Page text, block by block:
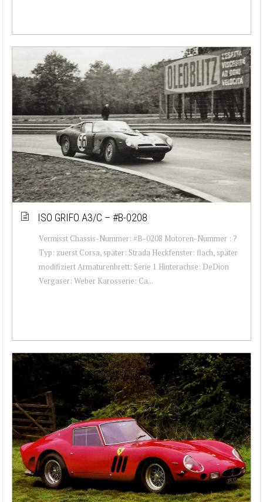
ISO GRIFO A3/C – #B-0208
Vermisst Chassis-Nummer: #B-0208 Motoren-Nummer : ?
Typ: zuerst Corsa, später: Strada Heckfenster: flach, später
modifiziert Armaturenbrett: Serie 1 Hinterachse: DeDion
Vergaser: Weber Karosserie: Ca...